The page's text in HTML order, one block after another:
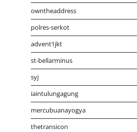
owntheaddress
polres-serkot
advent1jkt
st-bellarminus
syj
iaintulungagung
mercubuanayogya
thetransicon